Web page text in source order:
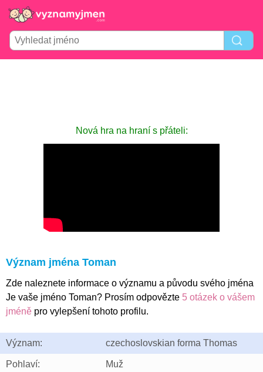
Nová hra na hraní s přáteli:
Význam jména Toman
Zde naleznete informace o významu a původu svého jména
Je vaše jméno Toman? Prosím odpovězte 5 otázek o vášem
jméně pro vylepšení tohoto profilu.
Význam: czechoslovskian forma Thomas
Pohlaví: Muž